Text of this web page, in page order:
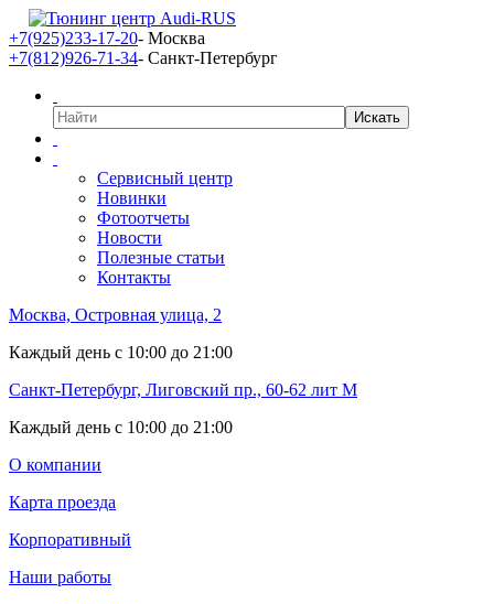
+7(925)233-17-20- Москва
+7(812)926-71-34- Санкт-Петербург
Сервисный центр
Новинки
Фотоотчеты
Новости
Полезные статьи
Контакты
Москва, Островная улица, 2
Каждый день с 10:00 до 21:00
Санкт-Петербург, Лиговский пр., 60-62 лит М
Каждый день с 10:00 до 21:00
О компании
Карта проезда
Корпоративный
Наши работы